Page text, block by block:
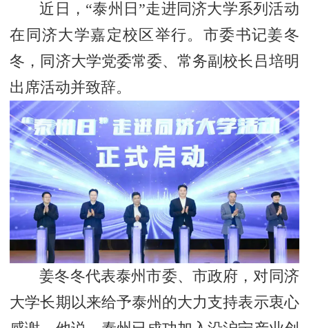
近日，“泰州日”走进同济大学系列活动
在同济大学嘉定校区举行。市委书记姜冬
冬，同济大学党委常委、常务副校长吕培明
出席活动并致辞。
姜冬冬代表泰州市委、市政府，对同济
大学长期以来给予泰州的大力支持表示衷心